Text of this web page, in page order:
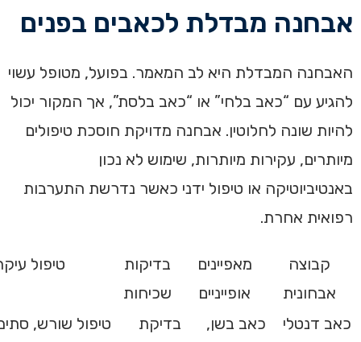
אבחנה מבדלת לכאבים בפנים
האבחנה המבדלת היא לב המאמר. בפועל, מטופל עשוי
להגיע עם “כאב בלחי” או “כאב בלסת”, אך המקור יכול
להיות שונה לחלוטין. אבחנה מדויקת חוסכת טיפולים
מיותרים, עקירות מיותרות, שימוש לא נכון
באנטיביוטיקה או טיפול ידני כאשר נדרשת התערבות
רפואית אחרת.
קבוצה
אבחונית
מאפיינים
אופייניים
בדיקות
שכיחות
טיפול
כאב דנטלי
כאב בשן,
בדיקת
טיפול שורש,